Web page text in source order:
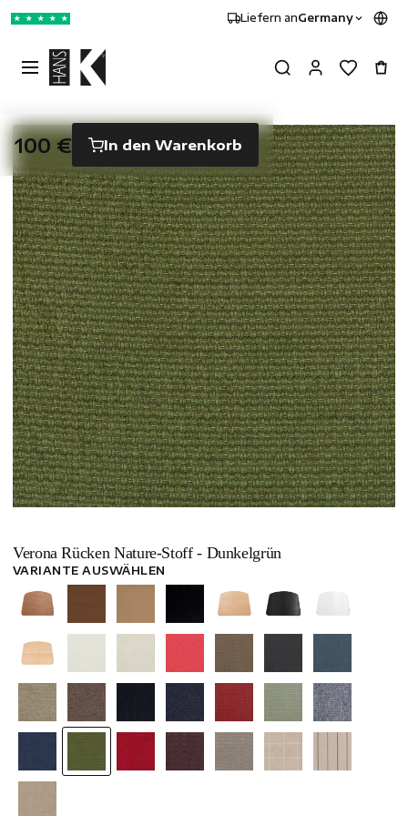
★ ★ ★ ★ ★ Liefern anGermany
Verona Rücken Nature-Stoff - Dunkelgrün
VARIANTE AUSWÄHLEN
100 € In den Warenkorb